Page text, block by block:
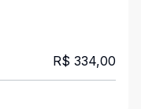
R$ 334,00